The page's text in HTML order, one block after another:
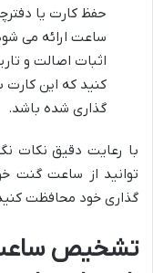
حفظ کارت یا
ساعت ارائه می
اثبات اصالت و
کنید که این کارت
گذاری شده باشد.
با رعایت دقیق نکات
توانید از ساعت گنت
گذاری خود محافظت
تشخیص